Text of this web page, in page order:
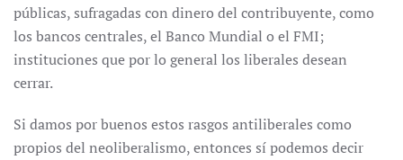
públicas, sufragadas con dinero del contribuyente, como
los bancos centrales, el Banco Mundial o el FMI;
instituciones que por lo general los liberales desean
cerrar.
Si damos por buenos estos rasgos antiliberales como
propios del neoliberalismo, entonces sí podemos decir